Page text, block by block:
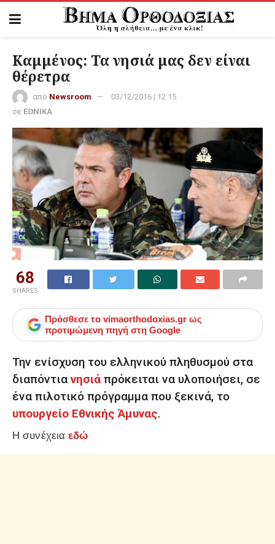
Καμμένος: Τα νησιά μας δεν είναι
θέρετρα
από Newsroom
03/12/2016 | 12:15
σε ΕΘΝΙΚΑ
68
SHARES
Πρόσθεσε το vimaorthodoxias.gr ως
προτιμώμενη πηγή στη Google
Την ενίσχυση του ελληνικού πληθυσμού στα
διαπόντιανησιά πρόκειται να υλοποιήσει, σε
ένα πιλοτικό πρόγραμμα που ξεκινά, το
υπουργείο Εθνικής Άμυνας.
Η συνέχεια εδώ